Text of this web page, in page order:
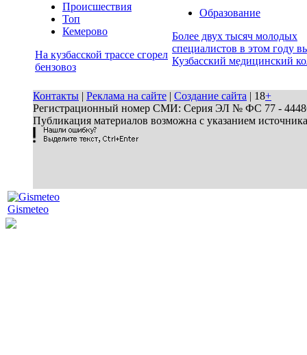
Происшествия
Топ
Кемерово
На кузбасской трассе сгорел
бензовоз
Образование
Более двух тысяч молодых
специалистов в этом году
Кузбасский медицинский
Контакты | Реклама на сайте | Создание сайта | 18+
Регистрационный номер СМИ: Серия ЭЛ № ФС 77 - 44486
Публикация материалов возможна с указанием
Gismeteo